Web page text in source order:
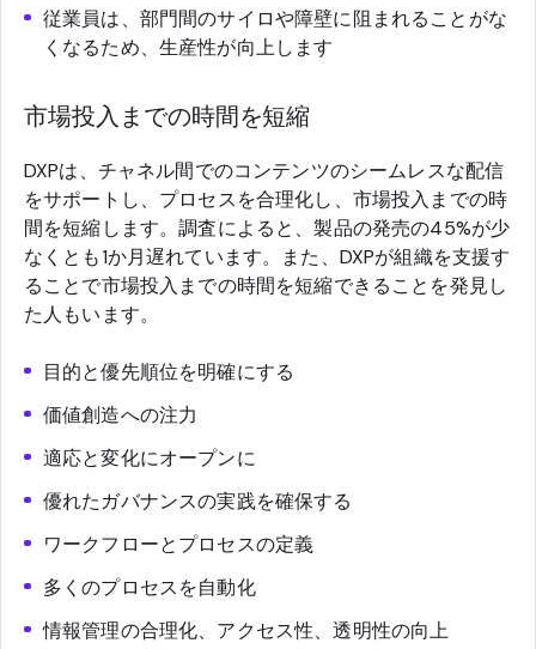
従業員は、部門間のサイロや障壁に阻まれることがな
くなるため、生産性が向上します
市場投入までの時間を短縮
DXPは、チャネル間でのコンテンツのシームレスな配信
をサポートし、プロセスを合理化し、市場投入までの時
間を短縮します。調査によると、製品の発売の45%が少
なくとも1か月遅れています。また、DXPが組織を支援す
ることで市場投入までの時間を短縮できることを発見し
た人もいます。
目的と優先順位を明確にする
価値創造への注力
適応と変化にオープンに
優れたガバナンスの実践を確保する
ワークフローとプロセスの定義
多くのプロセスを自動化
情報管理の合理化、アクセス性、透明性の向上